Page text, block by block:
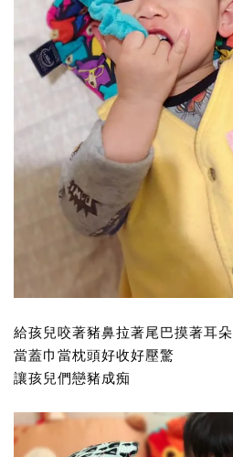
給孩兒咬著豬鼻拉著尾巴摸著耳朵
當蓋巾當枕頭好收好壓驚
讓孩兒們戀豬成痴